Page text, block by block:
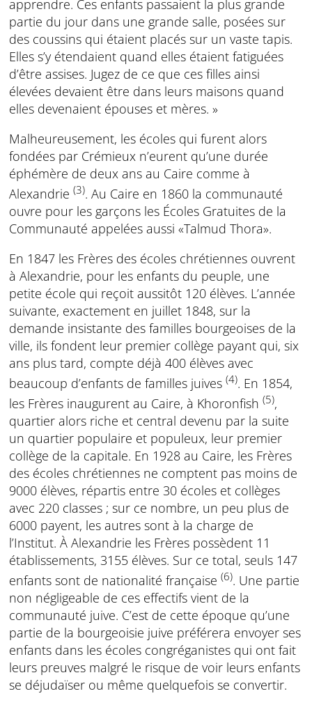
apprendre. Ces enfants passaient la plus grande
partie du jour dans une grande salle, po­sées sur
des coussins qui étaient placés sur un vaste tapis.
Elles s’y étendaient quand elles étaient fatiguées
d’être assises. Jugez de ce que ces filles ainsi
élevées devaient être dans leurs maisons quand
elles devenaient épouses et mères. »
Malheureusement, les écoles qui furent alors
fondées par Crémieux n’eurent qu’une durée
éphémère de deux ans au Caire comme à
Alexandrie (3). Au Caire en 1860 la communauté
ouvre pour les garçons les Écoles Gratuites de la
Communauté appelées aussi «Talmud Thora».
En 1847 les Frères des écoles chrétiennes ouvrent
à Alexandrie, pour les enfants du peuple, une
petite école qui reçoit aussitôt 120 élèves. L’année
suivante, exactement en juillet 1848, sur la
demande insistante des familles bourgeoises de la
ville, ils fondent leur premier collège payant qui, six
ans plus tard, compte déjà 400 élèves avec
beaucoup d’enfants de familles juives (4). En 1854,
les Frères inaugurent au Caire, à Khoronfish (5),
quartier alors riche et central devenu par la suite
un quartier populaire et populeux, leur premier
collège de la capitale. En 1928 au Caire, les Frères
des écoles chrétiennes ne comptent pas moins de
9000 élèves, répartis entre 30 écoles et collèges
avec 220 classes ; sur ce nombre, un peu plus de
6000 payent, les autres sont à la charge de
l’Institut. À Alexandrie les Frères possèdent 11
établissements, 3155 élèves. Sur ce total, seuls 147
enfants sont de nationalité française (6). Une partie
non négligeable de ces effectifs vient de la
communauté juive. C’est de cette époque qu’une
partie de la bourgeoisie juive préférera envoyer ses
enfants dans les écoles congréganistes qui ont fait
leurs preuves malgré le risque de voir leurs enfants
se déjudaïser ou même quelquefois se convertir.